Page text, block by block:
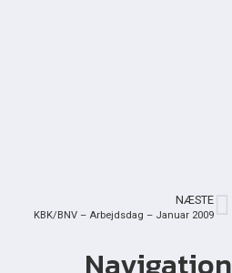
NÆSTE
KBK/BNV – Arbejdsdag – Januar 2009